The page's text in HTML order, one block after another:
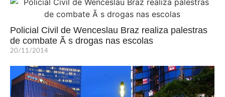
Policial Civil de Wenceslau Braz realiza palestras
de combate Ã s drogas nas escolas
20/11/2014